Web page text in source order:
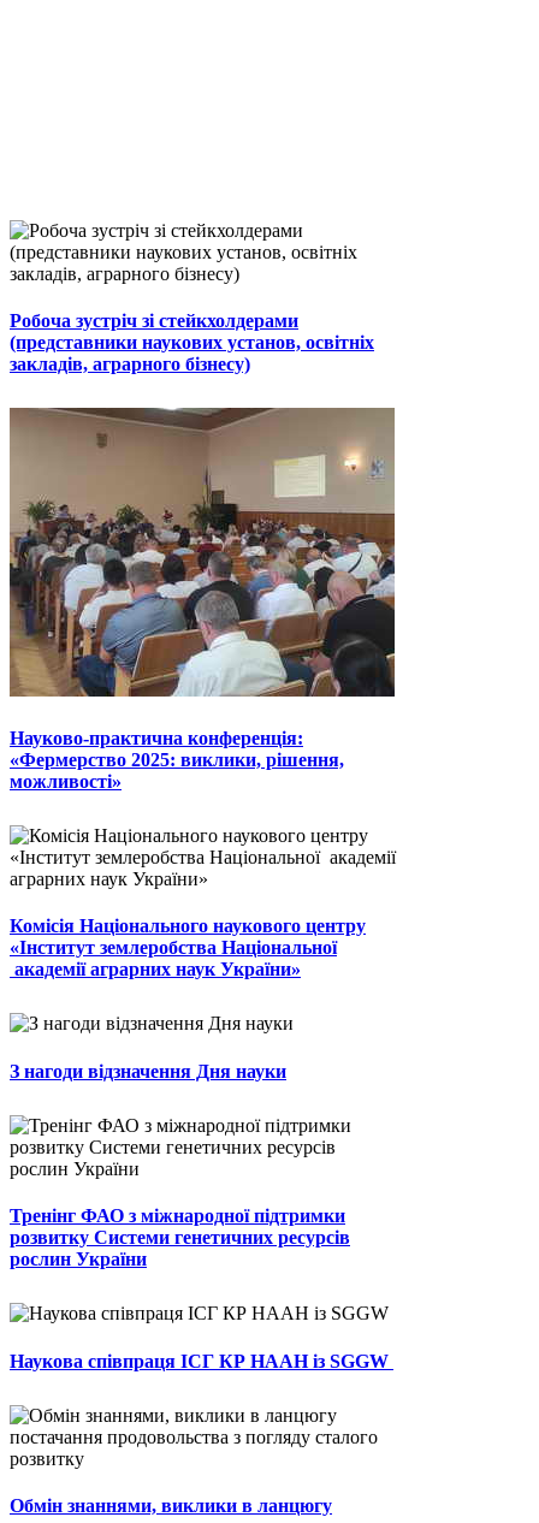
Робоча зустріч зі стейкхолдерами
(представники наукових установ, освітніх
закладів, аграрного бізнесу)
Науково-практична конференція:
«Фермерство 2025: виклики, рішення,
можливості»
Комісія Національного наукового центру
«Інститут землеробства Національної
академії аграрних наук України»
З нагоди відзначення Дня науки
Тренінг ФАО з міжнародної підтримки
розвитку Системи генетичних ресурсів
рослин України
Наукова співпраця ІСГ КР НААН із SGGW
Обмін знаннями, виклики в ланцюгу